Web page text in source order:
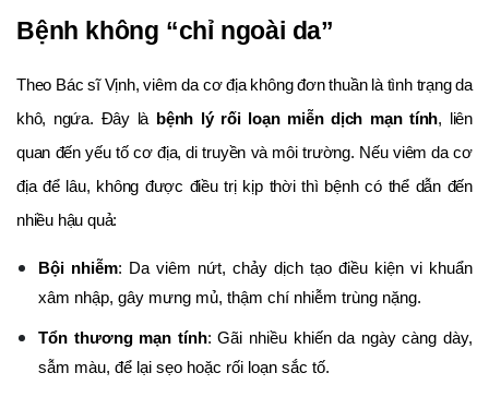
Bệnh không “chỉ ngoài da”
Theo Bác sĩ Vịnh, viêm da cơ địa không đơn thuần là tình trạng da
khô, ngứa. Đây là
bệnh lý rối loạn miễn dịch mạn tính, liên
quan đến yếu tố cơ địa, di truyền và môi trường. Nếu viêm da cơ
địa để lâu, không được điều trị kịp thời thì bệnh có thể dẫn đến
nhiều hậu quả:
Bội nhiễm: Da viêm nứt, chảy dịch tạo điều kiện vi khuẩn
xâm nhập, gây mưng mủ, thậm chí nhiễm trùng nặng.
Tổn thương mạn tính: Gãi nhiều khiến da ngày càng dày,
sẫm màu, để lại sẹo hoặc rối loạn sắc tố.